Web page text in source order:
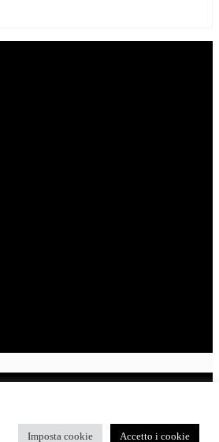
Imposta cookie Accetto i cookie